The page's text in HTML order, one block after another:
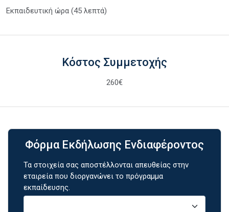
Εκπαιδευτική ώρα (45 λεπτά)
Κόστος Συμμετοχής
260€
Φόρμα Εκδήλωσης Ενδιαφέροντος
Τα στοιχεία σας αποστέλλονται απευθείας στην
εταιρεία που διοργανώνει το πρόγραμμα
εκπαίδευσης.